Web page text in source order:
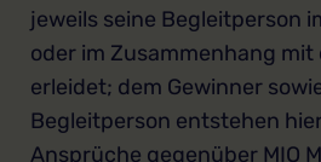
jeweils seine Begleitperson
oder im Zusammenhang
erleidet; dem Gewinner
Begleitperson entstehen
Ansprüche gegenüber MIO